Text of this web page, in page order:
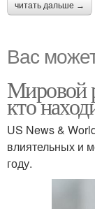
читать дальше →
Вас
Мировой
кто
US News &
влиятельных и
году.